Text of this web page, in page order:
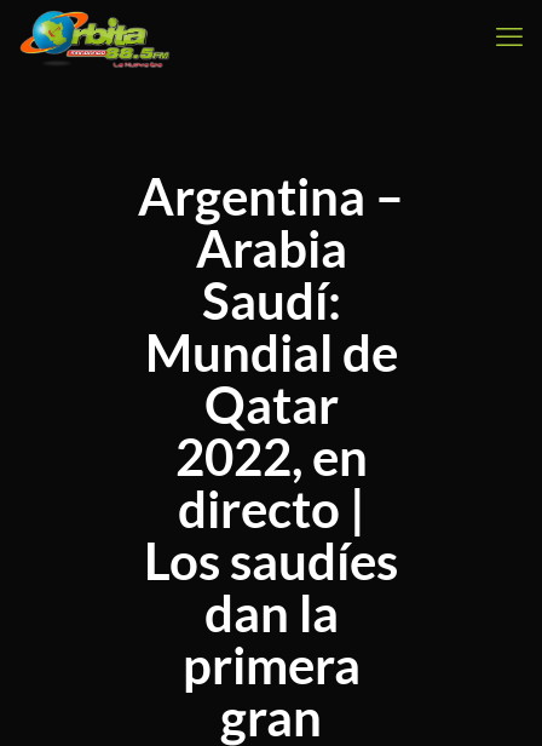
Argentina –
Arabia
Saudí:
Mundial de
Qatar
2022, en
directo |
Los saudíes
dan la
primera
gran